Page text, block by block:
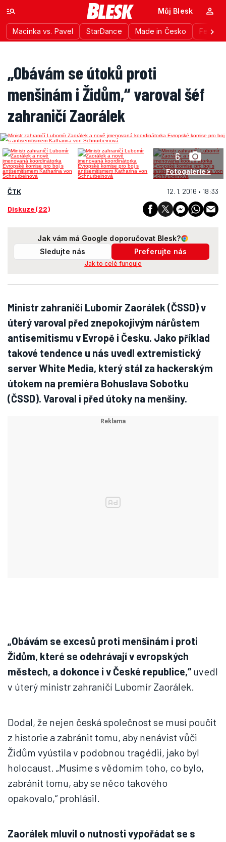
Macinka vs. Pavel StarDance Made in Česko
Můj Blesk
„Obávám se útoků proti
menšinám i Židům,“ varoval šéf
zahraničí Zaorálek
6
Fotogalerie >
ČTK 12. 1. 2016 • 18:33
Diskuze (22)
Jak vám má Google doporučovat Blesk?
Sledujte nás
Preferujte nás
Jak to celé funguje
Ministr zahraničí Lubomír Zaorálek (ČSSD) v
úterý varoval před znepokojivým nárůstem
antisemitismu v Evropě i Česku. Jako příklad
takové tendence u nás uvedl extremistický
server White Media, který stál za hackerským
útokem na premiéra Bohuslava Sobotku
(ČSSD). Varoval i před útoky na menšiny.
„Obávám se excesů proti menšinám i proti
Židům, které se odehrávají v evropských
městech, a dokonce i v České republice,“uvedl
v úterý ministr zahraničí Lubomír Zaorálek.
Dodal, že nejen česká společnost se musí poučit
z historie a zabránit tomu, aby nenávist vůči
Židům vyústila v podobnou tragédii, jako byl
holocaust. „Musíme s vědomím toho, co bylo,
zabránit tomu, aby se něco takového
opakovalo,“ prohlásil.
Zaorálek mluvil o nutnosti vypořádat se s